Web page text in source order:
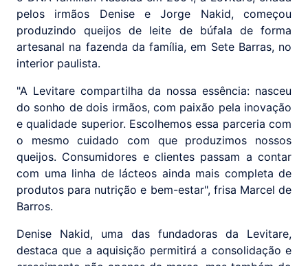
pelos irmãos Denise e Jorge Nakid, começou
produzindo queijos de leite de búfala de forma
artesanal na fazenda da família, em Sete Barras, no
interior paulista.
"A Levitare compartilha da nossa essência: nasceu
do sonho de dois irmãos, com paixão pela inovação
e qualidade superior. Escolhemos essa parceria com
o mesmo cuidado com que produzimos nossos
queijos. Consumidores e clientes passam a contar
com uma linha de lácteos ainda mais completa de
produtos para nutrição e bem-estar", frisa Marcel de
Barros.
Denise Nakid, uma das fundadoras da Levitare,
destaca que a aquisição permitirá a consolidação e